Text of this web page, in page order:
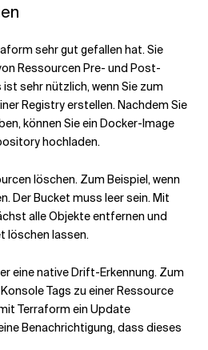
sehr gut gefallen hat. Sie
Ressourcen Pre- und Post-
sehr nützlich, wenn Sie zum
Registryerstellen. Nachdem Sie
können Sie ein Docker-Image
hochladen.
löschen. Zum Beispiel, wenn
Der Bucket muss leer sein. Mit
alle Objekte entfernen und
löschen lassen.
eine native Drift-Erkennung. Zum
Tags zu einer Ressource
Terraform ein Update
Benachrichtigung, dass dieses